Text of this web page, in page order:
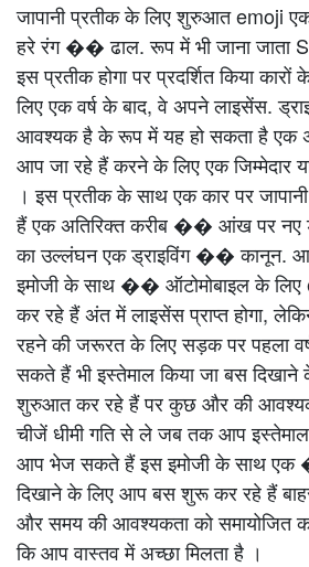
जापानी प्रतीक के लिए शुरुआत emoji
हरे रंग �� ढाल. रूप में भी जाना जाता
इस प्रतीक होगा पर प्रदर्शित किया
लिए एक वर्ष के बाद, वे अपने लाइसेंस.
आवश्यक है के रूप में यह हो सकता है एक
आप जा रहे हैं करने के लिए एक जिम्मेदार
। इस प्रतीक के साथ एक कार पर
हैं एक अतिरिक्त करीब �� आंख पर नए
का उल्लंघन एक ड्राइविंग �� कानून.
इमोजी के साथ �� ऑटोमोबाइल के
कर रहे हैं अंत में लाइसेंस प्राप्त होगा,
रहने की जरूरत के लिए सड़क पर पहला
सकते हैं भी इस्तेमाल किया जा बस
शुरुआत कर रहे हैं पर कुछ और की
चीजें धीमी गति से ले जब तक आप
आप भेज सकते हैं इस इमोजी के साथ एक
दिखाने के लिए आप बस शुरू कर रहे हैं
और समय की आवश्यकता को समायोजित
कि आप वास्तव में अच्छा मिलता है ।